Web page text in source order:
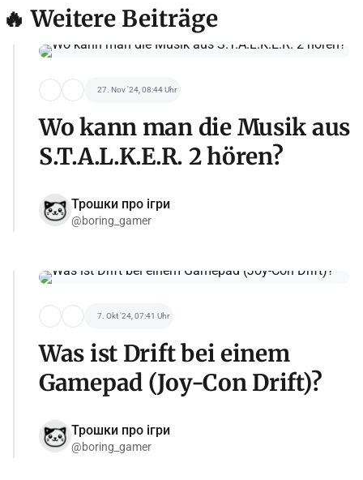
🔥 Weitere Beiträge
27. Nov '24, 08:44 Uhr
Wo kann man die Musik aus
S.T.A.L.K.E.R. 2 hören?
Трошки про ігри
@boring_gamer
7. Okt '24, 07:41 Uhr
Was ist Drift bei einem
Gamepad (Joy-Con Drift)?
Трошки про ігри
@boring_gamer